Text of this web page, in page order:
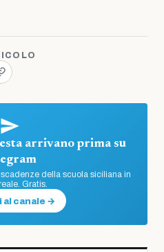
arrivano prima su
della scuola siciliana in
Gratis.
al canale →